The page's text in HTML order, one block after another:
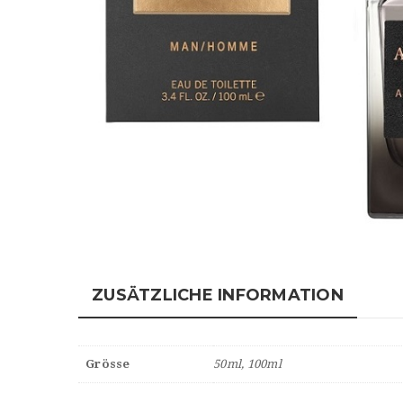
ZUSÄTZLICHE INFORMATION
Grösse 50ml, 100ml